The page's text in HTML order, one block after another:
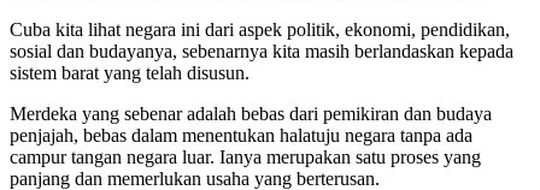
Cuba kita lihat negara ini dari aspek politik, ekonomi, pendidikan,
sosial dan budayanya, sebenarnya kita masih berlandaskan kepada
sistem barat yang telah disusun.
Merdeka yang sebenar adalah bebas dari pemikiran dan budaya
penjajah, bebas dalam menentukan halatuju negara tanpa ada
campur tangan negara luar. Ianya merupakan satu proses yang
panjang dan memerlukan usaha yang berterusan.